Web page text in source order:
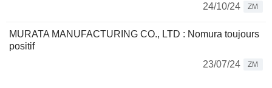
24/10/24
ZM
MURATA MANUFACTURING CO., LTD : Nomura toujours
positif
23/07/24
ZM